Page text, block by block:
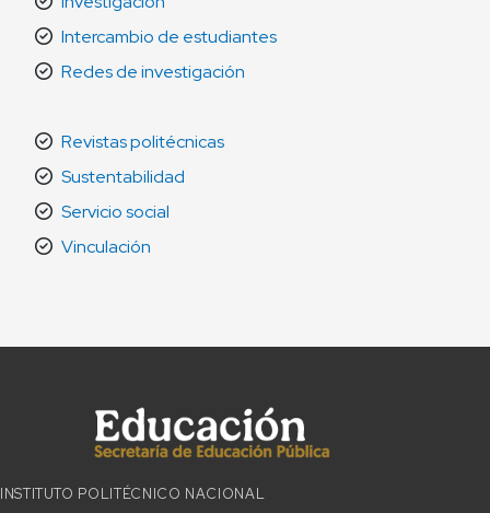
Intercambio de estudiantes
Redes de investigación
Revistas politécnicas
Sustentabilidad
Servicio social
Vinculación
INSTITUTO POLITÉCNICO NACIONAL